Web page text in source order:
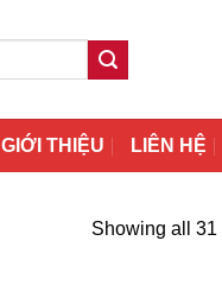
GIỚI THIỆU LIÊN HỆ
Showing all 31